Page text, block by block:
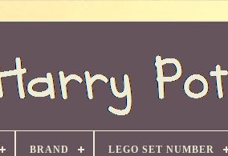
BRAND LEGO SET NUMBER